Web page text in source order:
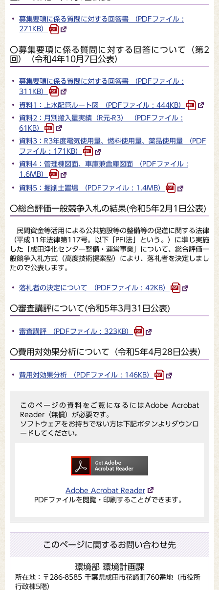
募集要項に係る質問に対する回答書 （PDFファイル :
271KB）
〇募集要項に係る質問に対する回答について（第2
回）（令和4年10月7日公表）
募集要項に係る質問に対する回答書 （PDFファイル :
311KB）
資料1：上水配管ルート図 （PDFファイル : 444KB）
資料2：月別搬入量実績（R元-R3） （PDFファイル :
61KB）
資料3：R3年度電気使用量、燃料使用量、薬品使用量 （PDF
ファイル : 171KB）
資料4：管理棟図面、車庫兼倉庫図面 （PDFファイル :
1.6MB）
資料5：掘削土置場 （PDFファイル : 1.4MB）
〇総合評価一般競争入札の結果(令和5年2月1日公表)
民間資金等活用による公共施設等の整備等の促進に関する法律
（平成11年法律第117号。以下「PFI法」という。）に準じ実施
した「成田浄化センター整備・運営事業」について、総合評価一
般競争入札方式（高度技術提案型）により、落札者を決定しまし
たので公表します。
落札者の決定について （PDFファイル : 42KB）
〇審査講評について(令和5年3月31日公表)
審査講評 （PDFファイル : 323KB）
〇費用対効果分析について（令和5年4月28日公表）
費用対効果分析 （PDFファイル : 146KB）
このページの資料をご覧になるにはAdobe Acrobat
Reader（無償）が必要です。
ソフトウェアをお持ちでない方は下記ボタンよりダウンロ
ードしてください。
Adobe Acrobat Reader
PDFファイルを閲覧・印刷することができます。
このページに関するお問い合わせ先
環境部 環境計画課
所在地：〒286-8585 千葉県成田市花崎町760番地（市役所
行政棟5階）